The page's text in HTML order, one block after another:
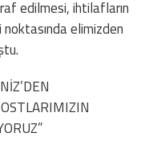
edilmesi, ihtilafların
elimizden